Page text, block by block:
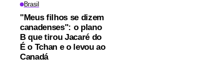
Brasil
"Meus filhos se dizem
canadenses": o plano
B que tirou Jacaré do
É o Tchan e o levou ao
Canadá